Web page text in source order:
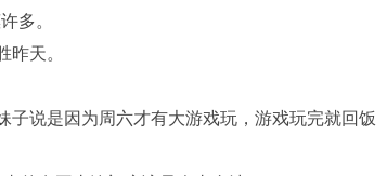
多。
昨天。
说是因为周六才有大游戏玩，游戏玩完就回饭